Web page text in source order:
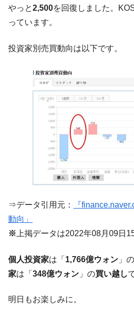
言。
『Money1』
『Money1』
韓国･外為取引量「
ル」まで拡大 ⇒ 海外資金の動きに
『Money1』
韓国･帰ってきた李
い「50.5％」に上昇
『Money1』
韓国大統領府ボン
た ⇒ 国家が行った恐るべき株価操
『Money1』
韓国･警察職員が「
『Money1』
中国だけが鉄鋼輸
国の過剰生産が世界を蝕む。
『Money1』
韓国製造業「半導
『Money1』
【米韓激突案件】
ン』1人当たり賠償10万ウォンを認
やっと2,500を回復しました。
っています。
投資家別売買動向は以下です。
⇒データ引用元：
『
動向」
※上掲データは2022年08月09日
個人投資家は「 1,766億ウォン 」の
家は「 348億ウォン 」の買い越し
明日もお楽しみに。